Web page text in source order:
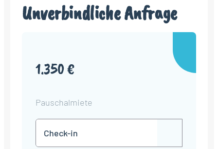
Unverbindliche Anfrage
1.350 €
Pauschalmiete
in
TT
Punkt